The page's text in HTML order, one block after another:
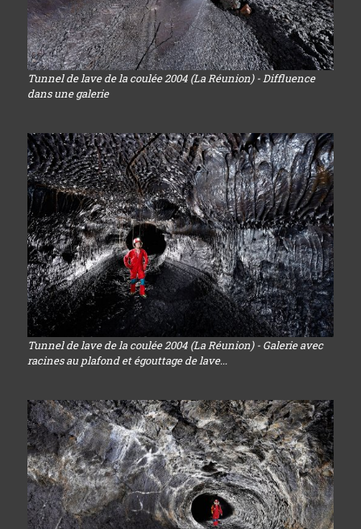
Tunnel de lave de la coulée 2004 (La Réunion) - Diffluence
dans une galerie
Tunnel de lave de la coulée 2004 (La Réunion) - Galerie avec
racines au plafond et égouttage de lave...